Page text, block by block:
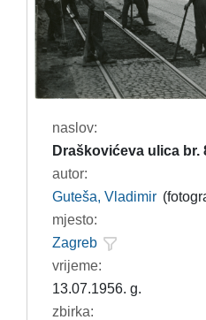
naslov:
Draškovićeva ulica br.
autor:
Guteša, Vladimir
mjesto:
Zagreb
vrijeme:
13.07.1956. g.
zbirka: